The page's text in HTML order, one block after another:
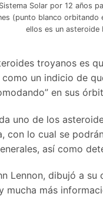
Solar por 12 años
(punto blanco
ellos es un
troyanos es
un indicio de
en sus
uno de los
con lo cual se
así como
Lennon, dibujó a
mucha más